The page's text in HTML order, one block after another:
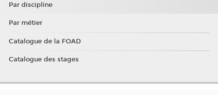
Par discipline
Par métier
Catalogue de la FOAD
Catalogue des stages